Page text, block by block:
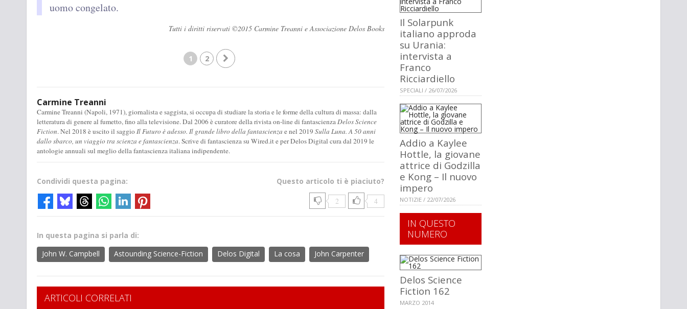
uomo congelato.
Tutti i diritti riservati ©2015 Carmine Treanni e Associazione Delos Books
1 2
Carmine Treanni
Carmine Treanni (Napoli, 1971), giornalista e saggista, si occupa di studiare la storia e le forme della cultura di massa: dalla
letteratura di genere al fumetto, fino alla televisione. Dal 2006 è curatore della rivista on-line di fantascienzaDelos Science
Fiction. Nel 2018 è uscito il saggioIl Futuro è adesso. Il grande libro della fantascienza e nel 2019 Sulla Luna. A 50 anni
dallo sbarco, un viaggio tra scienza e fantascienza. Scrive di fantascienza su Wired.it e per Delos Digital cura dal 2019 le
antologie annuali sul meglio della fantascienza italiana indipendente.
Questo articolo ti è piaciuto?
2 4
Condividi questa pagina:
In questa pagina si parla di:
John W. Campbell
Astounding Science-Fiction Delos Digital La cosa John Carpenter
ARTICOLI CORRELATI
Il Solarpunk
italiano approda
su Urania:
intervista a
Franco
Ricciardiello
SPECIALI / 26/07/2026
Addio a Kaylee
Hottle, la giovane
attrice di Godzilla
e Kong – Il nuovo
impero
NOTIZIE / 22/07/2026
IN QUESTO
NUMERO
Delos Science
Fiction 162
MARZO 2014